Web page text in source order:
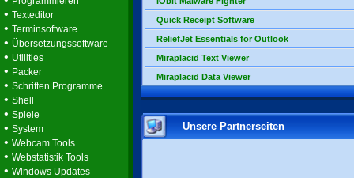
• Texteditor
• Terminsoftware
• Übersetzungssoftware
• Utilities
• Packer
• Schriften Programme
• Shell
• Spiele
• System
• Webcam Tools
• Webstatistik Tools
• Windows Updates
Quick Receipt Software
ReliefJet Essentials for Outlook
Miraplacid Text Viewer
Miraplacid Data Viewer
Unsere Partnerseiten